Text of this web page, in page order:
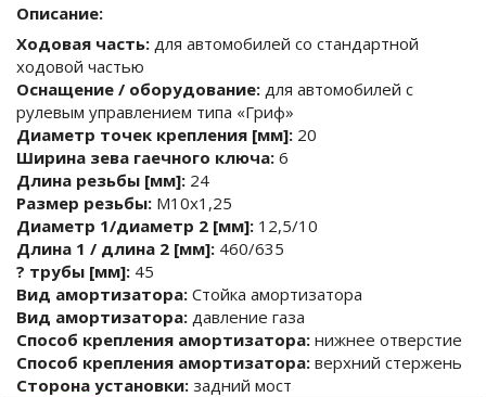
Описание:
Ходовая часть: для автомобилей со стандартной
ходовой частью
Оснащение / оборудование: для автомобилей с
рулевым управлением типа «Гриф»
Диаметр точек крепления [мм]: 20
Ширина зева гаечного ключа: 6
Длина резьбы [мм]: 24
Размер резьбы: M10x1,25
Диаметр 1/диаметр 2 [мм]: 12,5/10
Длина 1 / длина 2 [мм]: 460/635
? трубы [мм]: 45
Вид амортизатора: Стойка амортизатора
Вид амортизатора: давление газа
Способ крепления амортизатора: нижнее отверстие
Способ крепления амортизатора: верхний стержень
Сторона установки: задний мост